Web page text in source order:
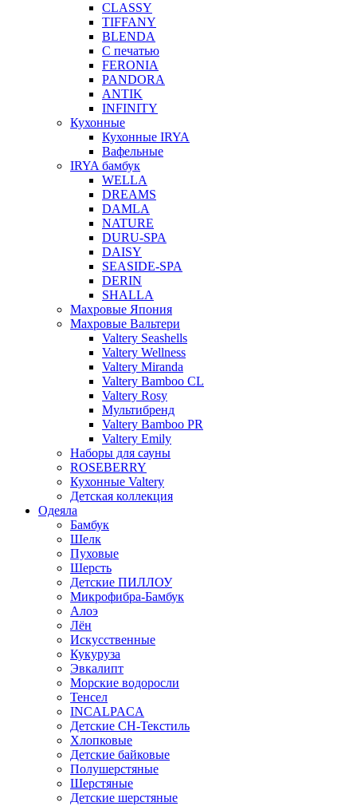
CLASSY
TIFFANY
BLENDA
С печатью
FERONIA
PANDORA
ANTIK
INFINITY
Кухонные
Кухонные IRYA
Вафельные
IRYA бамбук
WELLA
DREAMS
DAMLA
NATURE
DURU-SPA
DAISY
SEASIDE-SPA
DERIN
SHALLA
Махровые Япония
Махровые Вальтери
Valtery Seashells
Valtery Wellness
Valtery Miranda
Valtery Bamboo CL
Valtery Rosy
Мультибренд
Valtery Bamboo PR
Valtery Emily
Наборы для сауны
ROSEBERRY
Кухонные Valtery
Детская коллекция
Одеяла
Бамбук
Шелк
Пуховые
Шерсть
Детские ПИЛЛОУ
Микрофибра-Бамбук
Алоэ
Лён
Искусственные
Кукуруза
Эвкалипт
Морские водоросли
Тенсел
INCALPACA
Детские СН-Текстиль
Хлопковые
Детские байковые
Полушерстяные
Шерстяные
Детские шерстяные